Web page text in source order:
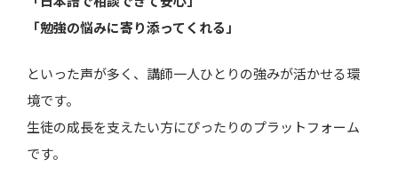
「勉強の悩みに寄り添ってくれる」
といった声が多く、講師一人ひとりの強みが活かせる環
境です。
生徒の成長を支えたい方にぴったりのプラットフォーム
です。